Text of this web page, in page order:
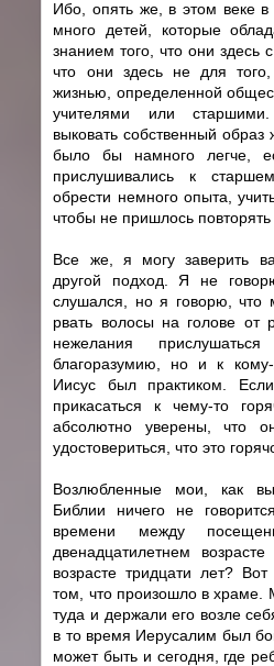
Ибо, опять же, в этом веке
много детей, которые
знанием того, что они здесь
что они здесь не для
жизнью, определенной
учителями или
выковать собственный
было бы намного легче,
прислушивались к
обрести немного опыта,
чтобы не пришлось повторять
Все же, я могу заверить
другой подход. Я не
слушался, но я говорю, что
рвать волосы на голове от
нежелания
благоразумию, но и к
Иисус был практиком.
прикасаться к чему-то
абсолютно уверены, что
удостовериться, что это
Возлюбленные мои, как
Библии ничего не
времени между
двенадцатилетнем
возрасте тридцати лет?
том, что произошло в храме.
туда и держали его возле
в то время Иерусалим был
может быть и сегодня, где